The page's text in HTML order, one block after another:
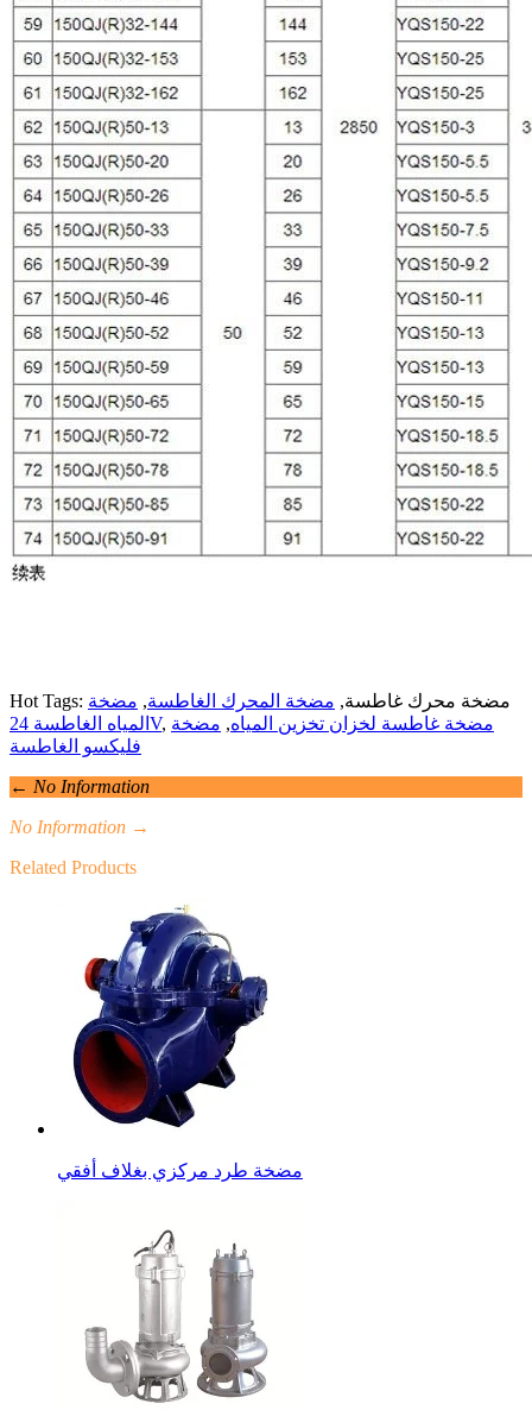
Hot Tags: مضخة محرك غاطسة, مضخة المحرك الغاطسة, مضخة
المياه الغاطسة 24V, مضخة غاطسة لخزان تخزين المياه, مضخة
فليكسو الغاطسة
← No Information
No Information →
Related Products
مضخة طرد مركزي بغلاف أفقي